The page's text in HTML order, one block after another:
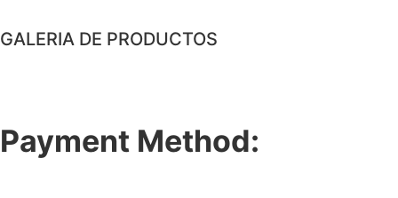
GALERIA DE PRODUCTOS
Payment Method: